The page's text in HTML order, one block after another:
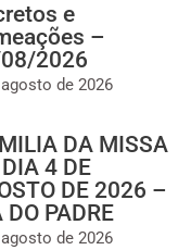
e
–
2026
de 2026
DA MISSA
4 DE
DE 2026 –
DO PADRE
de 2026